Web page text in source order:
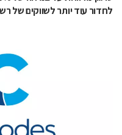
לחדור עוד יותר לשווקים של